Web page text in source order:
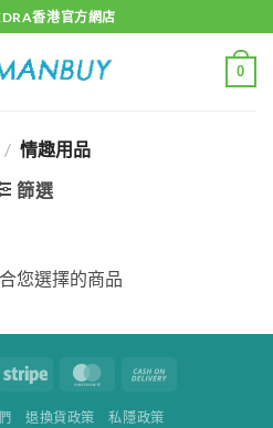
香港官方網店
0
/ 情趣用品
篩選
您選擇的商品
Stripe MasterCard
退換貨政策 私隱政策